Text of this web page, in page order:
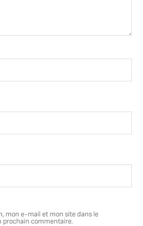
mon e-mail et mon site dans le
prochain commentaire.